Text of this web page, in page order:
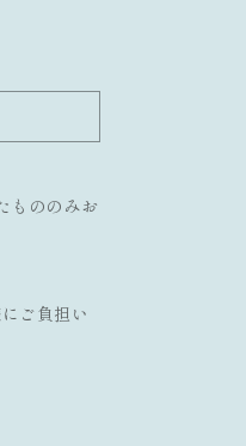
もののみお
ご負担い